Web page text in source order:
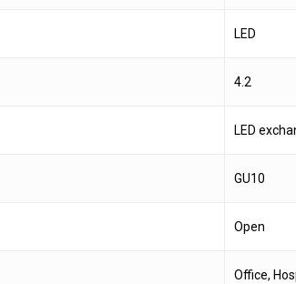
LED
4.2
LED
GU10
Open
Office,